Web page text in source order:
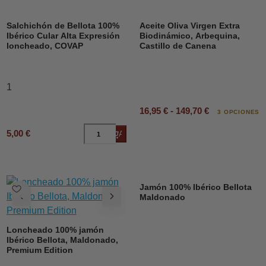
Salchichón de Bellota 100%
Ibérico Cular Alta Expresión
loncheado, COVAP
1
5,00 € Añadir al carrito
DESCUENTO
Aceite Oliva Virgen Extra
Biodinámico, Arbequina,
Castillo de Canena
16,95 € - 149,70 € 3 OPCIONES
Loncheado 100% jamón
Ibérico Bellota, Maldonado,
Premium Edition
Jamón 100% Ibérico Bellota
Maldonado